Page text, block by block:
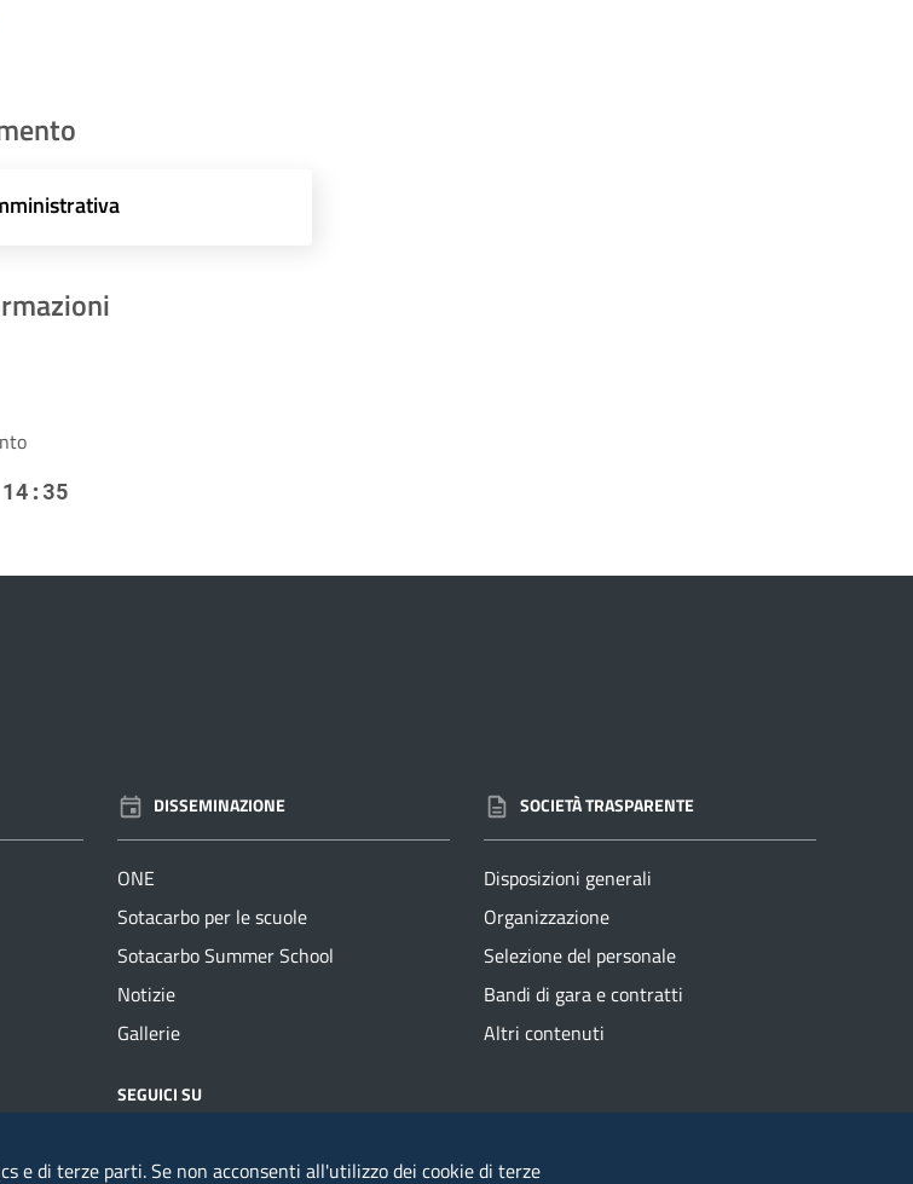
DISSEMINAZIONE
ONE
Sotacarbo per le scuole
Sotacarbo Summer School
Notizie
Gallerie
SOCIETÀ TRASPARENTE
Disposizioni generali
Organizzazione
Selezione del personale
Bandi di gara e contratti
Altri contenuti
SEGUICI SU
Segnalazioni di illeciti
e di terze parti. Se non acconsenti all'utilizzo dei cookie di terze